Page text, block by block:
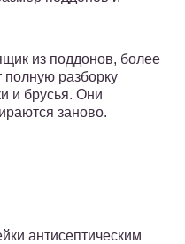
из поддонов, более
полную разборку
и брусья. Они
заново.
антисептическим